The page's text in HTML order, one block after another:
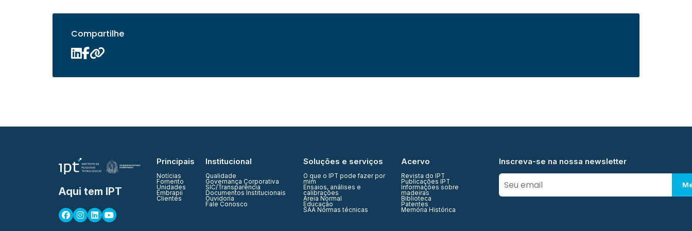
Compartilhe
Aqui tem IPT
Principais
Notícias
Fomento
Unidades
Embrapii
Clientes
Institucional
Qualidade
Governança Corporativa
SIC/Transparência
Documentos Institucionais
Ouvidoria
Fale Conosco
Soluções e serviços
O que o IPT pode fazer por
mim
Ensaios, análises e
calibrações
Areia Normal
Educação
SAA Normas técnicas
Acervo
Revista do IPT
Publicações IPT
Informações sobre
madeiras
Biblioteca
Patentes
Memória Histórica
Inscreva-se na nossa newsletter